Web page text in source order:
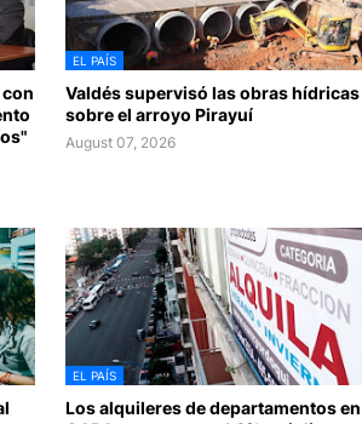
EL PAÍS
Valdés supervisó las obras hídricas
sobre el arroyo Pirayuí
August 07, 2026
EL PAÍS
Los alquileres de departamentos en